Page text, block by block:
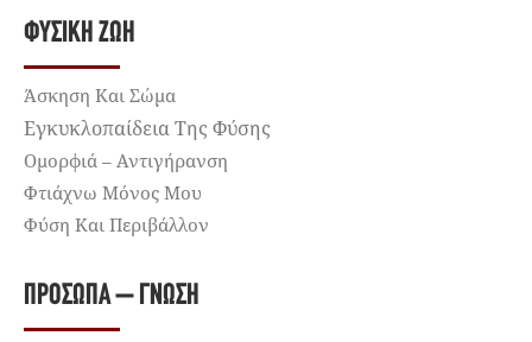
ΦΥΣΙΚΉ ΖΩΉ
Άσκηση Και Σώμα
Εγκυκλοπαίδεια Της Φύσης
Ομορφιά – Αντιγήρανση
Φτιάχνω Μόνος Μου
Φύση Και Περιβάλλον
ΠΡΌΣΩΠΑ – ΓΝΏΣΗ